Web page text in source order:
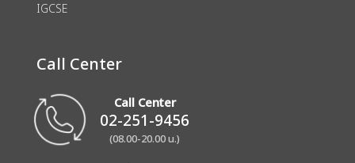
IGCSE
Call Center
Call Center
02-251-9456
(08.00-20.00 น.)